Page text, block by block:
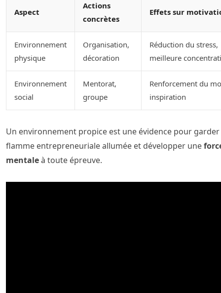
Aspect
Actions
concrètes
Effets sur
Environnement
physique
Organisation,
décoration
Réduction du stress,
meilleure
Environnement
social
Mentorat,
groupe
Renforcement du
inspiration
Un environnement propice est une évidence pour garder
flamme entrepreneuriale allumée et développer une
mentaleà toute épreuve.